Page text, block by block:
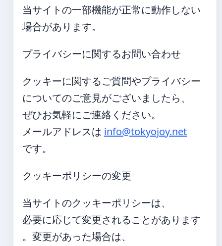
当サイトの一部機能が正常に動作しない
場合があります。
プライバシーに関するお問い合わせ
クッキーに関するご質問やプライバシー
についてのご意見がございましたら、
ぜひお気軽にご連絡ください。
メールアドレスは info@tokyojoy.net
です。
クッキーポリシーの変更
当サイトのクッキーポリシーは、
必要に応じて変更されることがあります
。変更があった場合は、